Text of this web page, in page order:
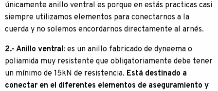
únicamente anillo ventral es porque en estás practicas casi
siempre utilizamos elementos para conectarnos a la
cuerda y no solemos encordarnos directamente al arnés.
2.- Anillo ventral: es un anillo fabricado de dyneema o
poliamida muy resistente que obligatoriamente debe tener
un mínimo de 15kN de resistencia. Está destinado a
conectar en el diferentes elementos de aseguramiento y